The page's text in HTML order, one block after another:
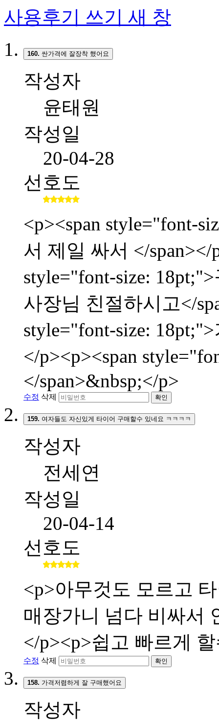
사용후기 쓰기 새 창
160. 싼가격에 잘장착 했어요
작성자
윤태원
작성일
20-04-28
선호도
<p><span style="font-
서 제일 싸서 </span></
style="font-size:
사장님 친절하시고</
style="font-size:
</p><p><span
</span>&nbsp;</p>
수정 삭제 확인
159. 여자들도 자신있게 타이어 구매할수 있네요 ㅋㅋㅋㅋ
작성자
전세연
작성일
20-04-14
선호도
<p>아무것도 모르고
매장가니 넘다 비싸서
</p><p>쉽고 빠르게
수정 삭제 확인
158. 가격저렴하게 잘 구매했어요
작성자